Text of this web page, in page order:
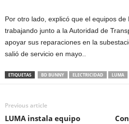
Por otro lado, explicó que el equipos de
trabajando junto a la Autoridad de
apoyar sus reparaciones en la
salió de servicio en mayo..
ETIQUETAS BD BUNNY ELECTRICIDAD LUMA
Previous article
LUMA instala equipo